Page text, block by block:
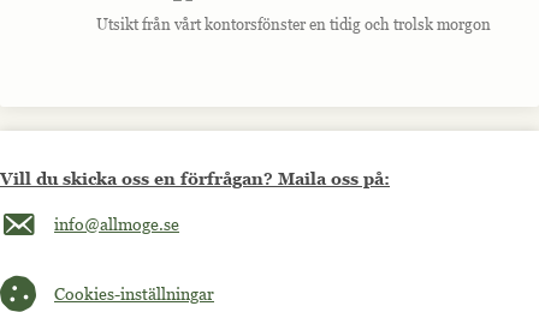
Utsikt från vårt kontorsfönster en tidig och trolsk morgon
Vill du skicka oss en förfrågan? Maila oss på:
Maila oss på info@allmoge.se
info@allmoge.se
Cookies-inställningar
Cookies-inställningar